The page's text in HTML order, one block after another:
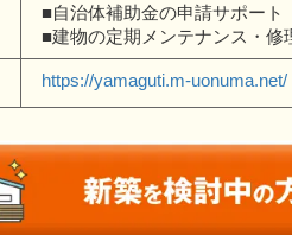
■自治体補助金の申請サポート
■建物の定期メンテナンス・修
https://yamaguti.m-uonuma.net/